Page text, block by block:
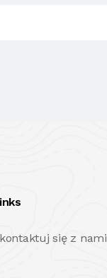
się z nami